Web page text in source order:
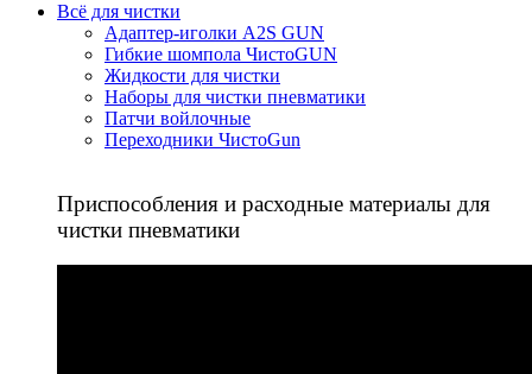
Всё для чистки
Адаптер-иголки A2S GUN
Гибкие шомпола ЧистоGUN
Жидкости для чистки
Наборы для чистки пневматики
Патчи войлочные
Переходники ЧистоGun
Приспособления и расходные материалы для
чистки пневматики